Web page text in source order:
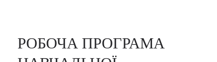
РОБОЧА ПРОГРАМА